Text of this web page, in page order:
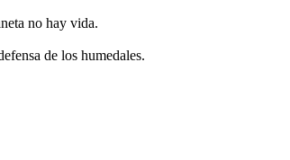
no hay vida.
de los humedales.